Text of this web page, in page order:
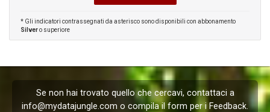
* Gli indicatori contrassegnati da asterisco sono disponibili con abbonamento
Silvero superiore
Se non hai trovato quello che cercavi, contattaci a
info@mydatajungle.com o compila il form per i Feedback